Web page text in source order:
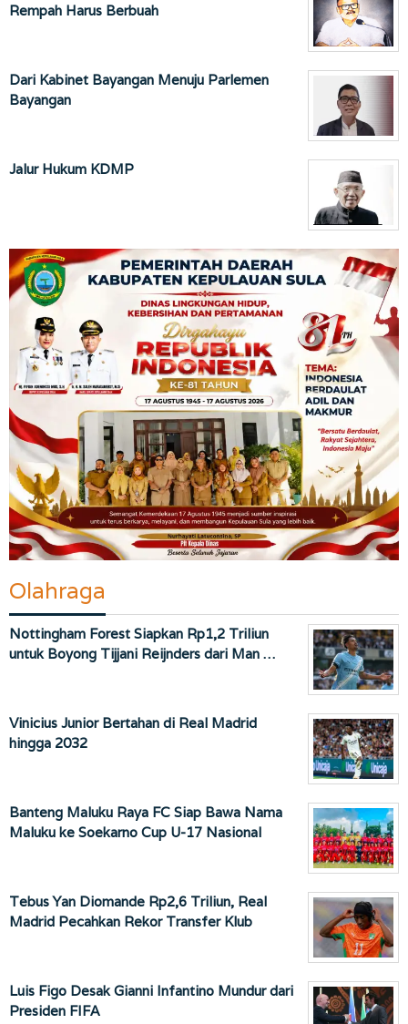
Rempah Harus Berbuah
Dari Kabinet Bayangan Menuju Parlemen
Bayangan
Jalur Hukum KDMP
Olahraga
Nottingham Forest Siapkan Rp1,2 Triliun
untuk Boyong Tijjani Reijnders dari Man …
Vinicius Junior Bertahan di Real Madrid
hingga 2032
Banteng Maluku Raya FC Siap Bawa Nama
Maluku ke Soekarno Cup U-17 Nasional
Tebus Yan Diomande Rp2,6 Triliun, Real
Madrid Pecahkan Rekor Transfer Klub
Luis Figo Desak Gianni Infantino Mundur dari
Presiden FIFA